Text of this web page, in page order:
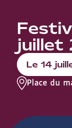
juillet
Le 14
Place du